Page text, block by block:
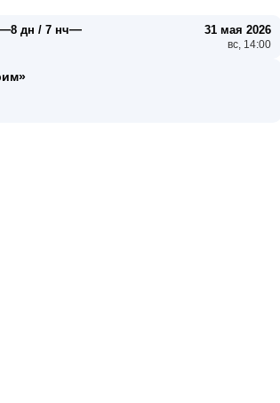
8 дн / 7 нч— 31 мая 2026
вс, 14:00